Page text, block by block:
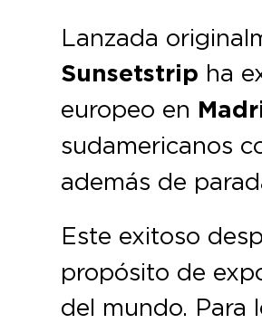
Lanzada
Sunsetstrip ha
europeo en
sudamericanos
además de
Este exitoso
propósito de
del mundo. Para